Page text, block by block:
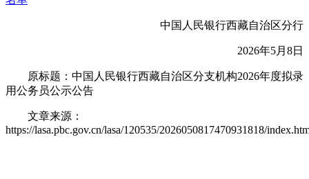
中国人民银行西藏自治区分行
2026年5月8日
原标题：中国人民银行西藏自治区分支机构2026年度拟录
用公务员公示公告
文章来源：
https://lasa.pbc.gov.cn/lasa/120535/2026050817470931818/